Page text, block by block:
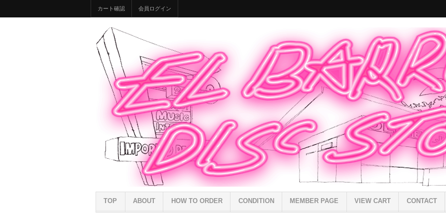
カート確認 会員ログイン
TOP ABOUT HOW TO ORDER CONDITION MEMBER PAGE VIEW CART CONTACT